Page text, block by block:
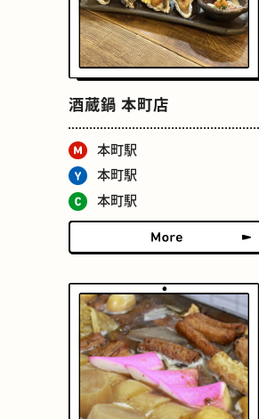
床
イヤルミルクティー せんべろ
酒蔵鍋 本町店
本町駅
本町駅
本町駅